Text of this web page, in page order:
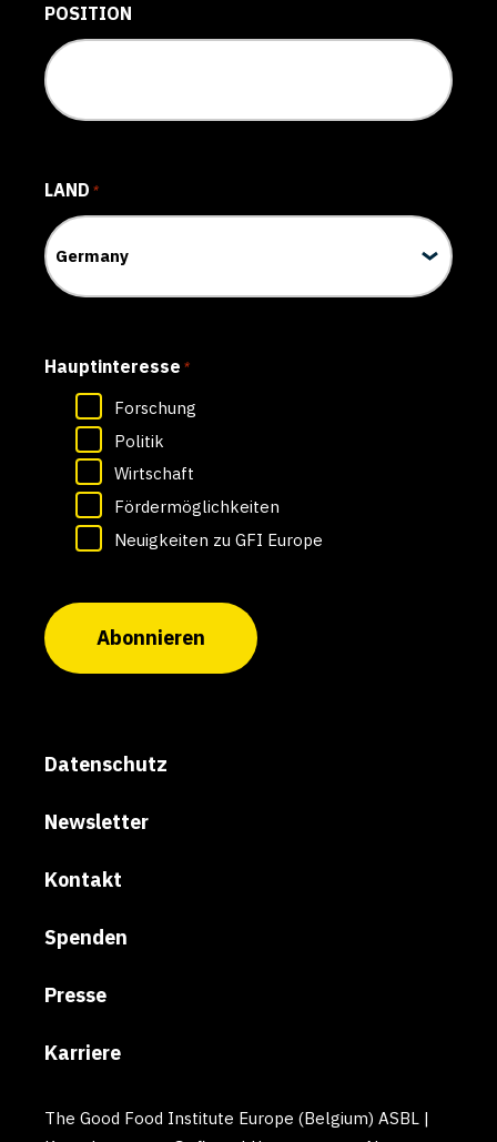
POSITION
LAND *
Hauptinteresse *
Forschung
Politik
Wirtschaft
Fördermöglichkeiten
Neuigkeiten zu GFI Europe
Abonnieren
Datenschutz
Newsletter
Kontakt
Spenden
Presse
Karriere
The Good Food Institute Europe (Belgium) ASBL |